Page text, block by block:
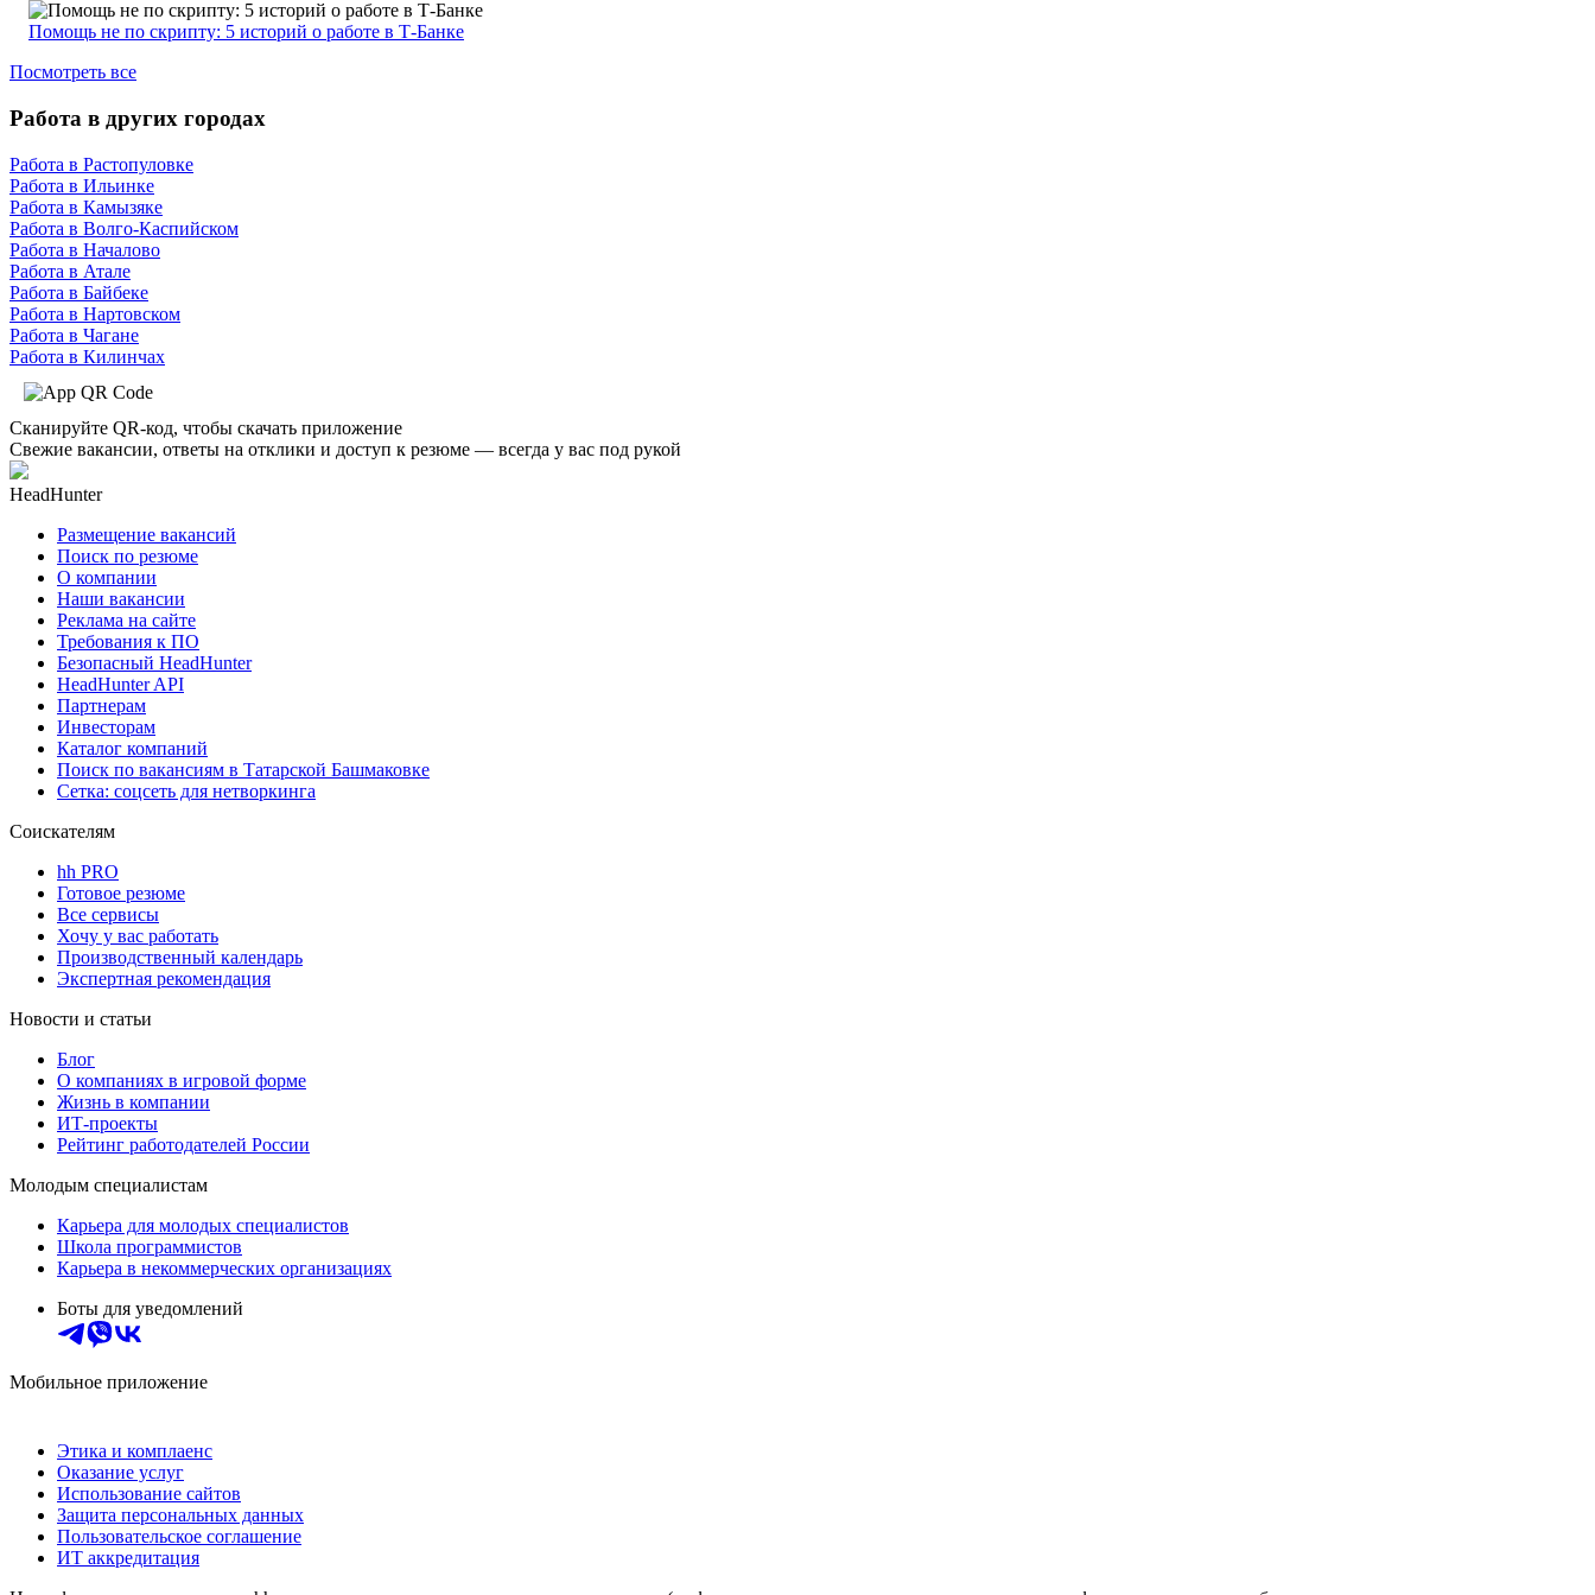
Помощь не по скрипту: 5 историй о работе в Т-Банке
Посмотреть все
Работа в других городах
Работа в Растопуловке
Работа в Ильинке
Работа в Камызяке
Работа в Волго-Каспийском
Работа в Началово
Работа в Атале
Работа в Байбеке
Работа в Нартовском
Работа в Чагане
Работа в Килинчах
Сканируйте QR-код, чтобы скачать приложение
Свежие вакансии, ответы на отклики и доступ к резюме — всегда у вас под рукой
HeadHunter
Размещение вакансий
Поиск по резюме
О компании
Наши вакансии
Реклама на сайте
Требования к ПО
Безопасный HeadHunter
HeadHunter API
Партнерам
Инвесторам
Каталог компаний
Поиск по вакансиям в Татарской Башмаковке
Сетка: соцсеть для нетворкинга
Соискателям
hh PRO
Готовое резюме
Все сервисы
Хочу у вас работать
Производственный календарь
Экспертная рекомендация
Новости и статьи
Блог
О компаниях в игровой форме
Жизнь в компании
ИТ-проекты
Рейтинг работодателей России
Молодым специалистам
Карьера для молодых специалистов
Школа программистов
Карьера в некоммерческих организациях
Боты для уведомлений
Мобильное приложение
Этика и комплаенс
Оказание услуг
Использование сайтов
Защита персональных данных
Пользовательское соглашение
ИТ аккредитация